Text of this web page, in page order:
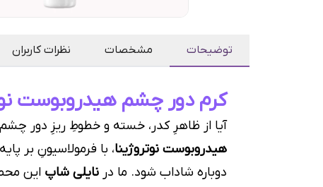
توضیحات مشخصات نظرات کاربران
کرم دور چشم هیدروبوست
آیا از ظاهرِ کدر، خسته و خطوطِ ریزِ دور
هیدروبوست نوتروژینا، با فرمولاسیونِ بر
دوباره شاداب شود. ما در نایلی شاپ این